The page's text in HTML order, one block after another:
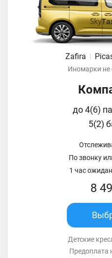
Zafira |
Иномарки не
до 4(6)
5(2)
По звонку
1 час
8
Детские
Предоплата